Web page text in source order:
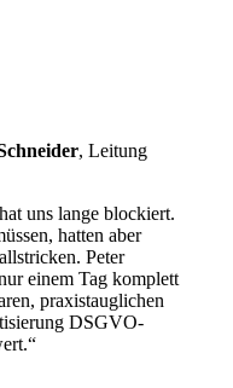
,Leitung
uns lange blockiert.
hatten aber
Peter
einem Tag komplett
praxistauglichen
DSGVO-